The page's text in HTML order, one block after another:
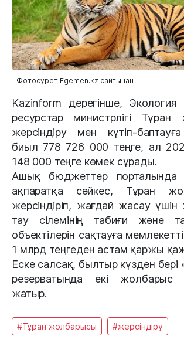
Фотосурет Egemen.kz сайтынан
Kazinform дерегінше,
ресурстар министрлігі Тұран
жерсіндіру мен күтіп-
биыл 778 726 000 теңге, ал
148 000 теңге көмек сұрады.
Ашық бюджеттер порталында
ақпаратқа сәйкес, Тұран
жерсіндіріп, жағдай жасау
тау сілемінің табиғи және
объектілерін сақтауға
1 млрд теңгеден астам қаржы
Еске салсақ, былтыр күзден бері
резерватында екі жолбарыс
жатыр.
#Тұран жолбарысы #жерсіндіру